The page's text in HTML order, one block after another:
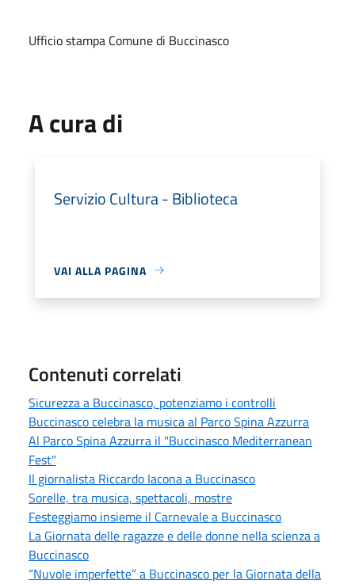
Ufficio stampa Comune di Buccinasco
A cura di
Servizio Cultura - Biblioteca
VAI ALLA PAGINA
Contenuti correlati
Sicurezza a Buccinasco, potenziamo i controlli
Buccinasco celebra la musica al Parco Spina Azzurra
Al Parco Spina Azzurra il "Buccinasco Mediterranean
Fest"
Il giornalista Riccardo Iacona a Buccinasco
Sorelle, tra musica, spettacoli, mostre
Festeggiamo insieme il Carnevale a Buccinasco
La Giornata delle ragazze e delle donne nella scienza a
Buccinasco
“Nuvole imperfette” a Buccinasco per la Giornata della